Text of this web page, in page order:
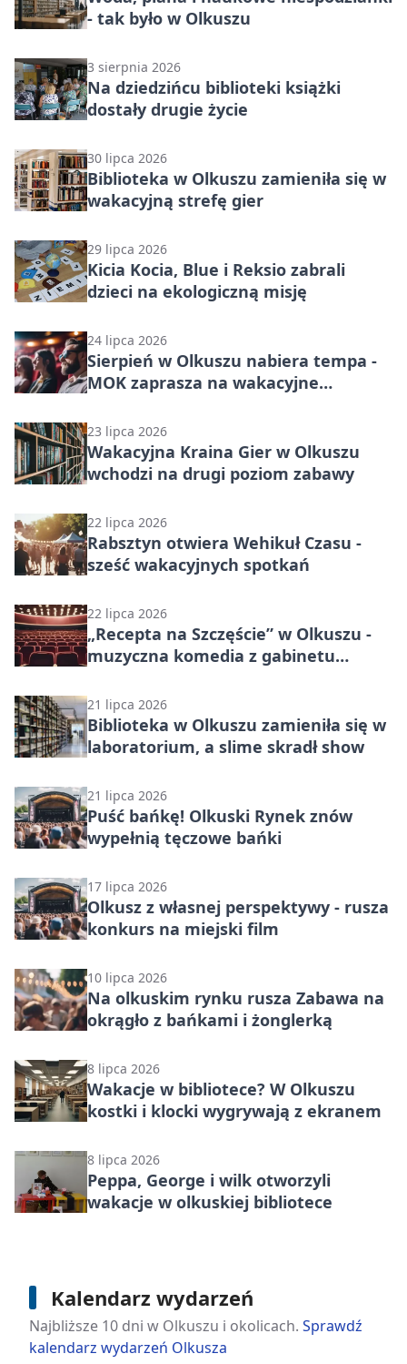
- tak było w Olkuszu
3 sierpnia 2026
Na dziedzińcu biblioteki książki
dostały drugie życie
30 lipca 2026
Biblioteka w Olkuszu zamieniła się w
wakacyjną strefę gier
29 lipca 2026
Kicia Kocia, Blue i Reksio zabrali
dzieci na ekologiczną misję
24 lipca 2026
Sierpień w Olkuszu nabiera tempa -
MOK zaprasza na wakacyjne
23 lipca 2026
Wakacyjna Kraina Gier w Olkuszu
wchodzi na drugi poziom zabawy
22 lipca 2026
Rabsztyn otwiera Wehikuł Czasu -
sześć wakacyjnych spotkań
22 lipca 2026
„Recepta na Szczęście” w Olkuszu -
muzyczna komedia z gabinetu
21 lipca 2026
Biblioteka w Olkuszu zamieniła się w
laboratorium, a slime skradł show
21 lipca 2026
Puść bańkę! Olkuski Rynek znów
wypełnią tęczowe bańki
17 lipca 2026
Olkusz z własnej perspektywy - rusza
konkurs na miejski film
10 lipca 2026
Na olkuskim rynku rusza Zabawa na
okrągło z bańkami i żonglerką
8 lipca 2026
Wakacje w bibliotece? W Olkuszu
kostki i klocki wygrywają z ekranem
8 lipca 2026
Peppa, George i wilk otworzyli
wakacje w olkuskiej bibliotece
Kalendarz wydarzeń
Najbliższe 10 dni w Olkuszu i okolicach. Sprawdź
kalendarz wydarzeń Olkusza